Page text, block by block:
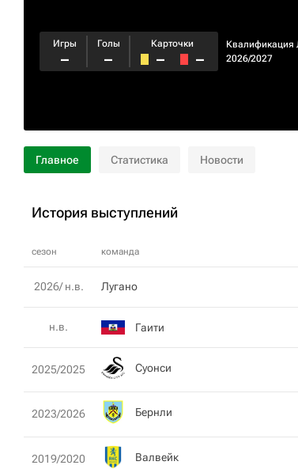
Квалификация
2026/2027
Игры
–
Голы
–
Карточки
– –
Главное Статистика Новости
История выступлений
сезон команда
2026/ н.в. Лугано
н.в. Гаити
2025/2025 Суонси
2023/2026 Бернли
2019/2020 Валвейк